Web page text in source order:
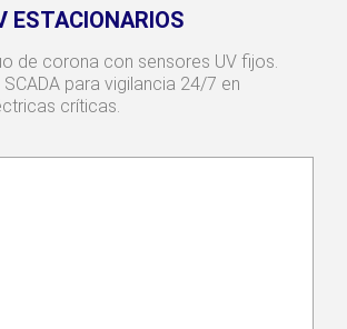
ESTACIONARIOS
de corona con sensores UV fijos.
para vigilancia 24/7 en
críticas.